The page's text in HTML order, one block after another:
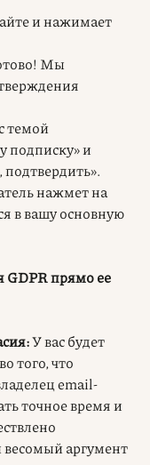
и нажимает
Мы
темой
подписку» и
нажмет на
в вашу основную
GDPR прямо ее
У вас будет
того, что
email-
точное время и
аргумент